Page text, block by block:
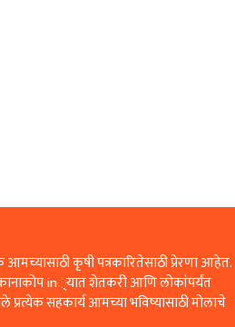
कृषी पत्रकारितेसाठी प्रेरणा आहेत.
in्यात शेतकरी आणि लोकांपर्यंत
सहकार्य आमच्या भविष्यासाठी मोलाचे